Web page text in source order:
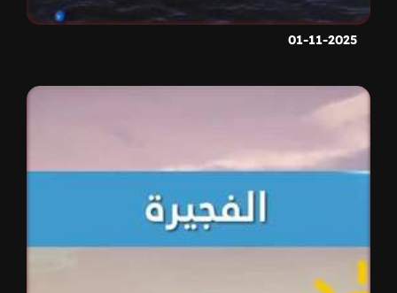
01-11-2025